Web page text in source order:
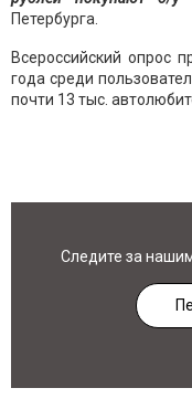
Петербурга.
Всероссийский опрос
года среди
почти 13 тыс.
Следите за